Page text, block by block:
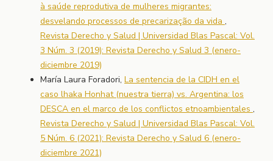
à saúde reprodutiva de mulheres migrantes:
desvelando processos de precarização da vida ,
Revista Derecho y Salud | Universidad Blas Pascal: Vol.
3 Núm. 3 (2019): Revista Derecho y Salud 3 (enero-
diciembre 2019)
María Laura Foradori, La sentencia de la CIDH en el
caso lhaka Honhat (nuestra tierra) vs. Argentina: los
DESCA en el marco de los conflictos etnoambientales ,
Revista Derecho y Salud | Universidad Blas Pascal: Vol.
5 Núm. 6 (2021): Revista Derecho y Salud 6 (enero-
diciembre 2021)